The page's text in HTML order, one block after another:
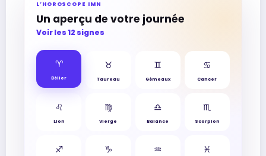
L’HOROSCOPE IMN
Un aperçu de votre journée
Voir les 12 signes
♈︎
Bélier
♉︎
Taureau
♊︎
Gémeaux
♋︎
Cancer
♌︎
Lion
♍︎
Vierge
♎︎
Balance
♏︎
Scorpion
♐︎ ♑︎ ♒︎ ♓︎